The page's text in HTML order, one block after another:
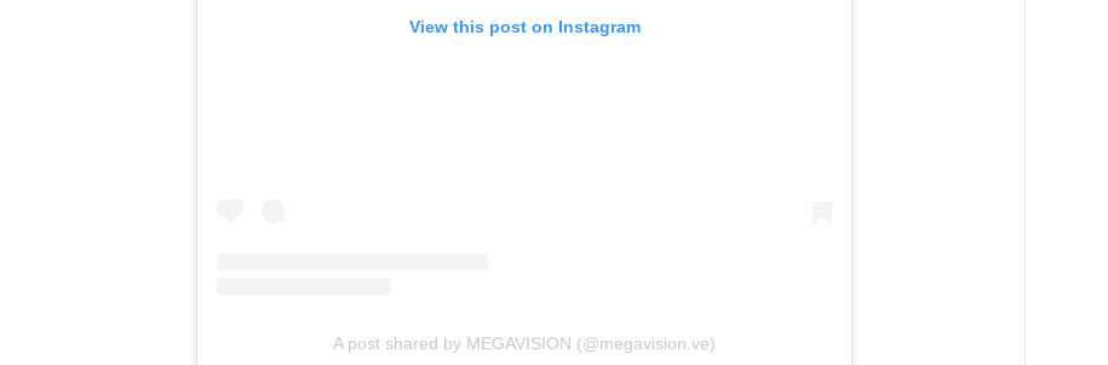
View this post on Instagram
A post shared by MEGAVISION (@megavision.ve)